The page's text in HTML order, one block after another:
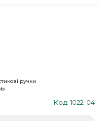
ручки
Код: 1022-04